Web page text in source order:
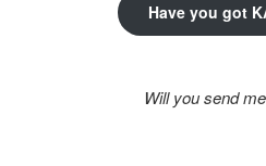
Have you got
Will you send